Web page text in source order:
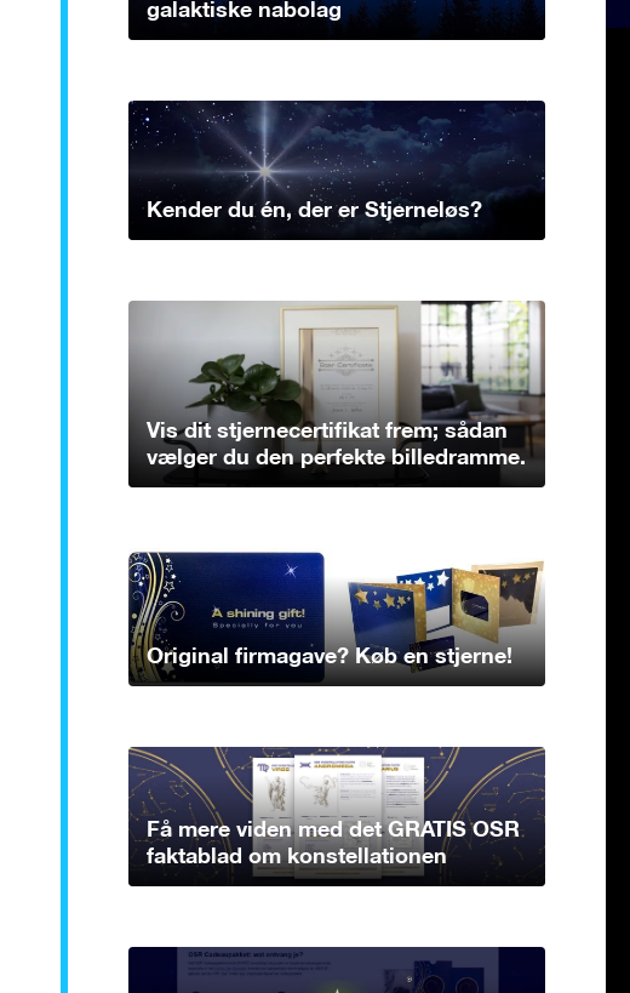
galaktiske nabolag
Kender du én, der er Stjerneløs?
Vis dit stjernecertifikat frem; sådan
vælger du den perfekte billedramme.
Original firmagave? Køb en stjerne!
Få mere viden med det GRATIS OSR
faktablad om konstellationen